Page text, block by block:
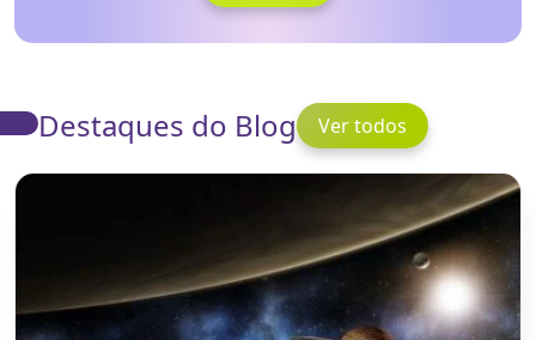
Destaques do Blog Ver todos